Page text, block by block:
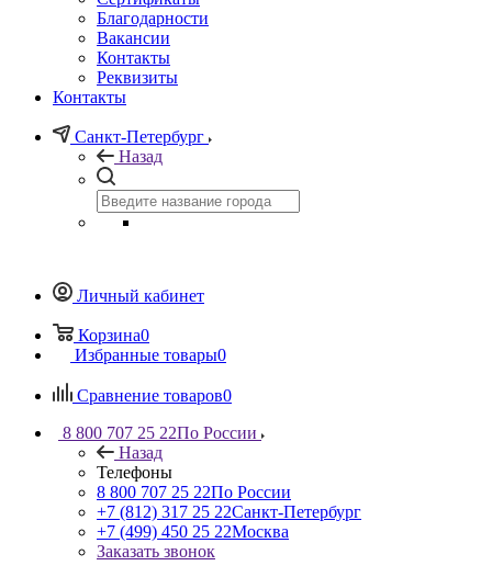
Благодарности
Вакансии
Контакты
Реквизиты
Контакты
Санкт-Петербург
Назад
Личный кабинет
Корзина0
Избранные товары0
Сравнение товаров0
8 800 707 25 22По России
Назад
Телефоны
8 800 707 25 22По России
+7 (812) 317 25 22Санкт-Петербург
+7 (499) 450 25 22Москва
Заказать звонок